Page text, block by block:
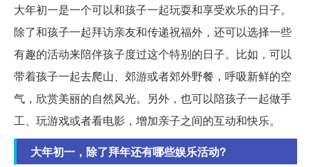
大年初一是一个可以和孩子一起玩耍和享受欢乐的日子。
除了和孩子一起拜访亲友和传递祝福外，还可以选择一些
有趣的活动来陪伴孩子度过这个特别的日子。比如，可以
带着孩子一起去爬山、郊游或者郊外野餐，呼吸新鲜的空
气，欣赏美丽的自然风光。另外，也可以陪孩子一起做手
工、玩游戏或者看电影，增加亲子之间的互动和快乐。
大年初一，除了拜年还有哪些娱乐活动?